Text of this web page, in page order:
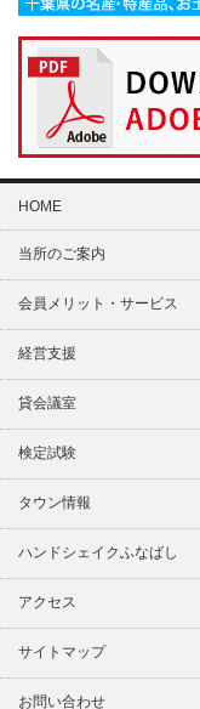
HOME
当所のご案内
会員メリット・サービス
経営支援
貸会議室
検定試験
タウン情報
ハンドシェイクふなばし
アクセス
サイトマップ
お問い合わせ